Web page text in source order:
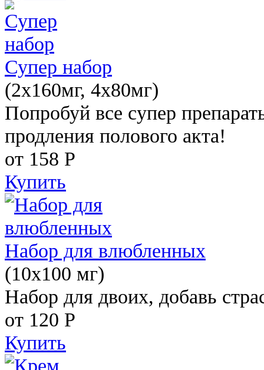
Супер набор
(2х160мг, 4х80мг)
Попробуй все супер
продления полового акта!
от 158 Р
Купить
Набор для влюбленных
(10х100 мг)
Набор для двоих, добавь
от 120 Р
Купить